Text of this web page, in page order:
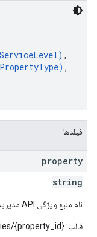
) ,
) ,
فیلدها
property
string
نام منبع ویژگی API مدیریت گوگل آنالیتیکس.
قالب: analyticsadmin.googleapis.com/properties/{property_id}